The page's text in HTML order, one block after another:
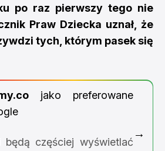
po raz pierwszy tego nie
Praw Dziecka uznał, że
tych, którym pasek się
jako preferowane
będą częściej wyświetlać
→